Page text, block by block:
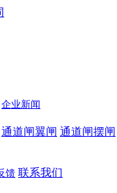
企业新闻
通道闸翼闸 通道闸摆闸
馈 联系我们